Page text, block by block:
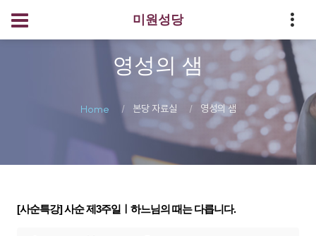
미원성당
영성의 샘
Home 본당 자료실 영성의 샘
[사순특강] 사순 제3주일ㅣ하느님의 때는 다릅니다.